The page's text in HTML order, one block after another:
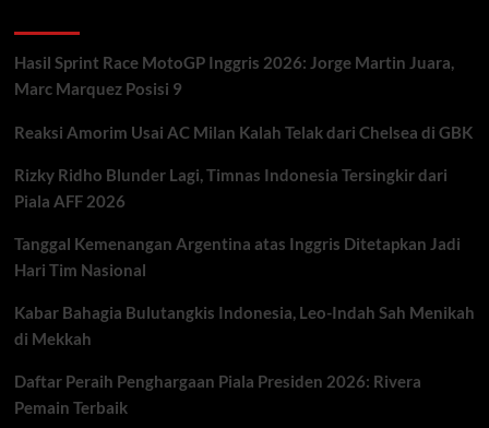
Baru
dan
Depan
MotoGP
Hasil Sprint Race MotoGP Inggris 2026: Jorge Martin Juara,
Marc Marquez Posisi 9
Reaksi Amorim Usai AC Milan Kalah Telak dari Chelsea di GBK
Rizky Ridho Blunder Lagi, Timnas Indonesia Tersingkir dari
Piala AFF 2026
Tanggal Kemenangan Argentina atas Inggris Ditetapkan Jadi
Hari Tim Nasional
Kabar Bahagia Bulutangkis Indonesia, Leo-Indah Sah Menikah
di Mekkah
Daftar Peraih Penghargaan Piala Presiden 2026: Rivera
Pemain Terbaik